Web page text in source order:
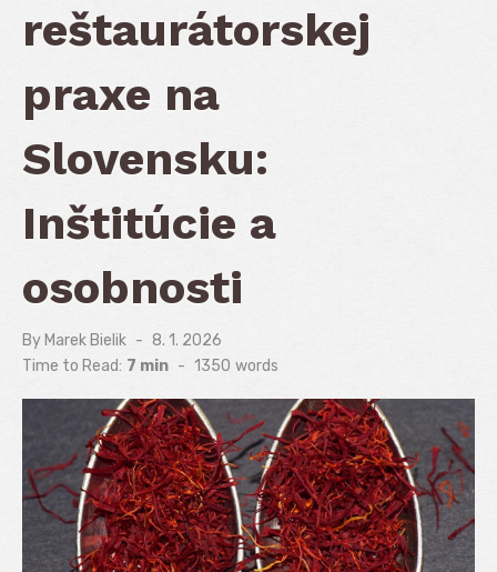
reštaurátorskej
praxe na
Slovensku:
Inštitúcie a
osobnosti
By Marek Bielik
Posted
on
8. 1. 2026
Time to Read: 7 min - 1350 words